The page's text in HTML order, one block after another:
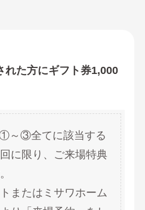
れた方にギフト券1,000
～③全てに該当する
に限り、ご来場特典
またはミサワホーム